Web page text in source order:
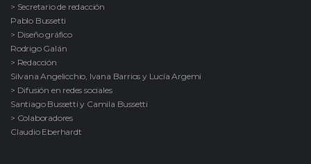
> Secretario de redacción
Pablo Bussetti
> Diseño gráfico
Rodrigo Galán
> Redacción
Silvana Angelicchio, Ivana Barrios y Lucía Argemi
> Difusión en redes sociales
Santiago Bussetti y Camila Bussetti
> Colaboradores
Claudio Eberhardt